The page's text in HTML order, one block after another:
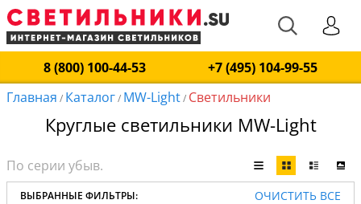
8 (800) 100-44-53
+7 (495) 104-99-55
Главная / Каталог/ MW-Light/ Светильники
Круглые светильники MW-Light
ВЫБРАННЫЕ ФИЛЬТРЫ: ОЧИСТИТЬ ВСЕ